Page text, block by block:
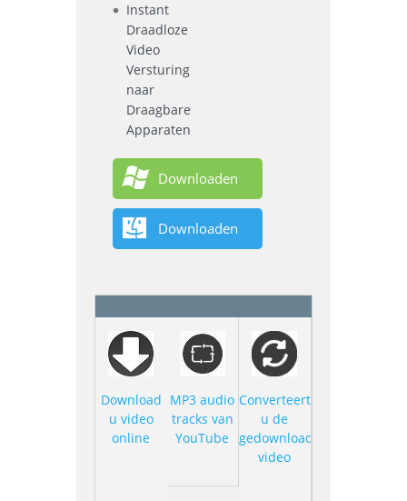
Instant
Draadloze
Video
Versturing
naar
Draagbare
Apparaten
Downloaden
Downloaden
Download
u video
online
MP3 audio
tracks van
YouTube
Converteert
u de
gedownloade
video